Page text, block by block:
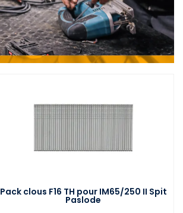
Pack clous F16 TH pour IM65/250 II Spit
Paslode